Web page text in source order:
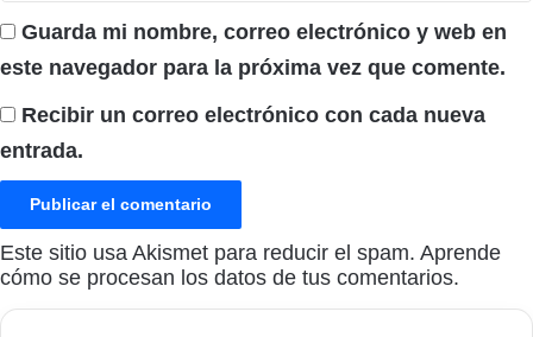
Guarda mi nombre, correo electrónico y web en
este navegador para la próxima vez que comente.
Recibir un correo electrónico con cada nueva
entrada.
Este sitio usa Akismet para reducir el spam. Aprende
cómo se procesan los datos de tus comentarios.